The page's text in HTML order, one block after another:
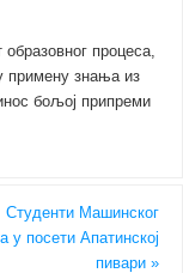
процеса,
примену знања из
бољој припреми
Студенти Машинског
у посети Апатинској
пивари»